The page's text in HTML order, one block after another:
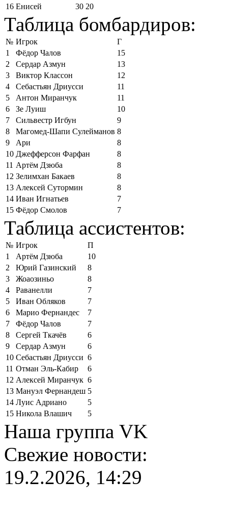
16 Енисей 30 20
Таблица бомбардиров:
№ Игрок
Г
1
Фёдор Чалов
15
2
Сердар Азмун
13
3
Виктор Классон
12
4
Себастьян Дриусси
11
5
Антон Миранчук
11
6
Зе Луиш
10
7
Сильвестр Игбун
9
8
Магомед-Шапи Сулейманов 8
9
Ари
8
10 Джефферсон Фарфан
8
11 Артём Дзюба
8
12 Зелимхан Бакаев
8
13 Алексей Сутормин
8
14 Иван Игнатьев
7
15 Фёдор Смолов 7
Таблица ассистентов:
№ Игрок
П
1
Артём Дзюба
10
2
Юрий Газинский
8
3
Жоаозиньо
8
4
Раванелли
7
5
Иван Обляков
7
6
Марио Фернандес
7
7
Фёдор Чалов
7
8
Сергей Ткачёв
6
9
Сердар Азмун
6
10 Себастьян Дриусси 6
11 Отман Эль-Кабир
6
12 Алексей Миранчук 6
13 Мануэл Фернандеш 5
14 Луис Адриано
5
15 Никола Влашич 5
Наша группа VK
Свежие новости:
19.2.2026, 14:29